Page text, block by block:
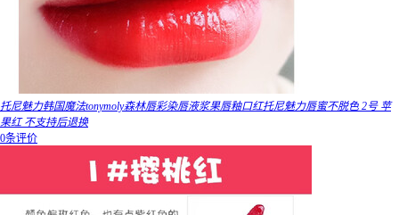
托尼魅力韩国魔法tonymoly森林唇彩染唇液浆果唇釉口红托尼魅力唇蜜不脱色 2号 苹
果红 不支持后退换
0条评价